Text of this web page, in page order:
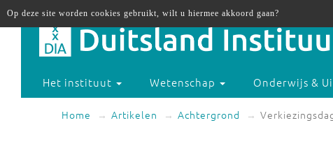
Het instituut Wetenschap Onderwijs &
Home Artikelen Achtergrond
Op deze site worden cookies gebruikt, wilt u hiermee akkoord gaan?